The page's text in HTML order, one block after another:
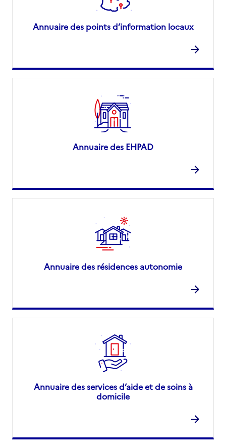
Annuaire des points d’information locaux
Annuaire des EHPAD
Annuaire des résidences autonomie
Annuaire des services d’aide et de soins à
domicile